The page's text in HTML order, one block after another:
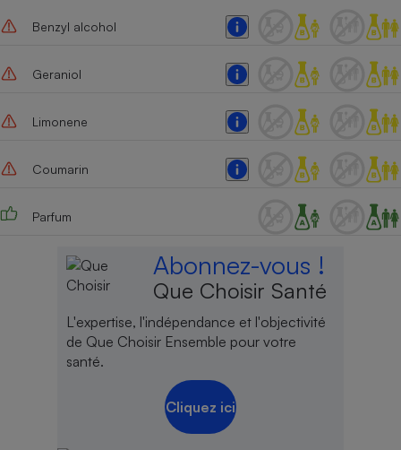
Benzyl alcohol
Geraniol
Limonene
Coumarin
Parfum
Abonnez-vous !
Que Choisir Santé
L'expertise, l'indépendance et l'objectivité
de Que Choisir Ensemble pour votre
santé.
Cliquez ici